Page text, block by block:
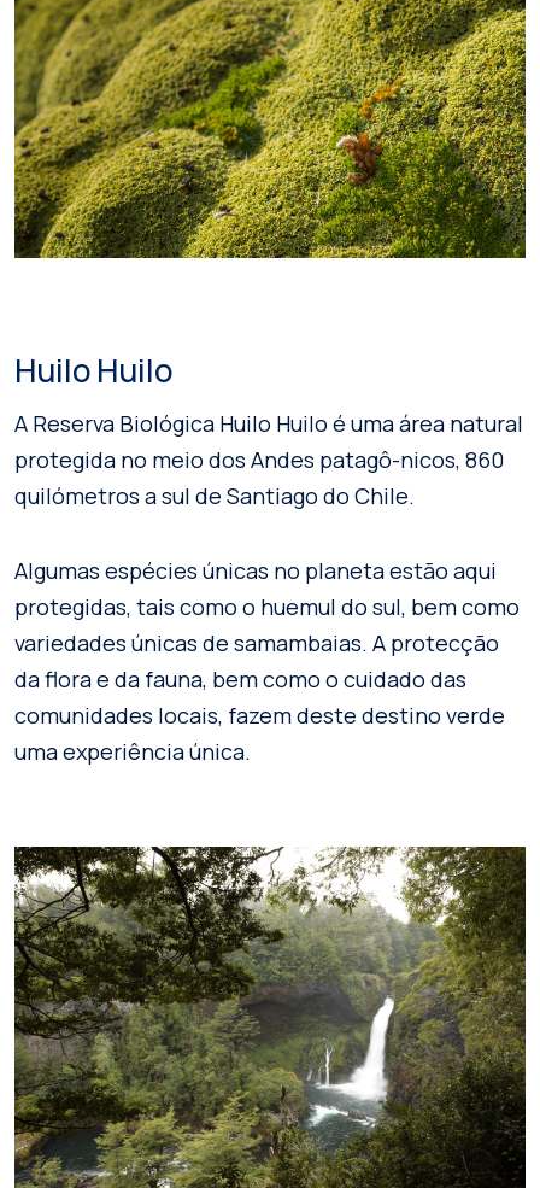
Huilo Huilo
A Reserva Biológica Huilo Huilo é uma área natural
protegida no meio dos Andes patagô-nicos, 860
quilómetros a sul de Santiago do Chile.
Algumas espécies únicas no planeta estão aqui
protegidas, tais como o huemul do sul, bem como
variedades únicas de samambaias. A protecção
da flora e da fauna, bem como o cuidado das
comunidades locais, fazem deste destino verde
uma experiência única.